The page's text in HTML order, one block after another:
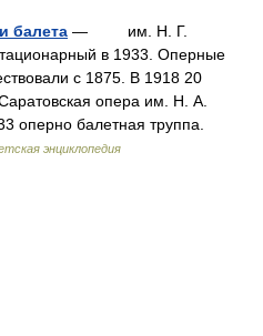
балета — им. Н. Г.
в 1933. Оперные
с 1875. В 1918 20
опера им. Н. А.
оперно балетная труппа.
энциклопедия